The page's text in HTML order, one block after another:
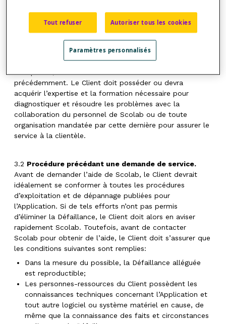
licences de Scolab pour les distribuer à des Utilisateurs
ressources au sein de sa propre équipe, soit une
ressource technique, une pédagogique et une
commerciale. Une même personne-ressource peut
précédemment. Le Client doit posséder ou devra
acquérir l’expertise et la formation nécessaire pour
diagnostiquer et résoudre les problèmes avec la
collaboration du personnel de Scolab ou de toute
organisation mandatée par cette dernière pour assurer le
service à la clientèle.
3.2 Procédure précédant une demande de service.
Avant de demander l’aide de Scolab, le Client devrait
idéalement se conformer à toutes les procédures
d’exploitation et de dépannage publiées pour
l’Application. Si de tels efforts n’ont pas permis
d’éliminer la Défaillance, le Client doit alors en aviser
rapidement Scolab. Toutefois, avant de contacter
Scolab pour obtenir de l’aide, le Client doit s’assurer que
les conditions suivantes sont remplies:
Dans la mesure du possible, la Défaillance alléguée
est reproductible;
Les personnes-ressources du Client possèdent les
connaissances techniques concernant l’Application et
tout autre logiciel ou système matériel en cause, de
même que la connaissance des faits et circonstances
Tout refuser Autoriser tous les cookies
Paramètres personnalisés